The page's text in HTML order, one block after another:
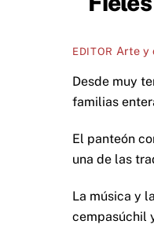
EDITOR Arte y
Desde muy
familias
El panteón
una de las
La música y
cempasúchil